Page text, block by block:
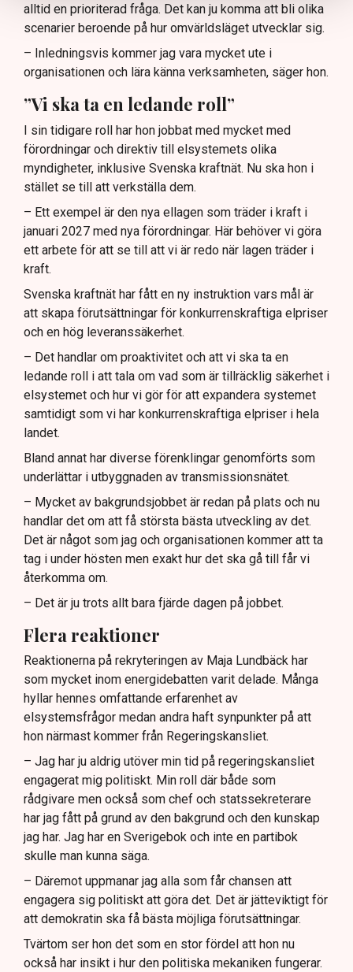
alltid en prioriterad fråga. Det kan ju komma att bli olika
scenarier beroende på hur omvärldsläget utvecklar sig.
– Inledningsvis kommer jag vara mycket ute i
organisationen och lära känna verksamheten, säger hon.
”Vi ska ta en ledande roll”
I sin tidigare roll har hon jobbat med mycket med
förordningar och direktiv till elsystemets olika
myndigheter, inklusive Svenska kraftnät. Nu ska hon i
stället se till att verkställa dem.
– Ett exempel är den nya ellagen som träder i kraft i
januari 2027 med nya förordningar. Här behöver vi göra
ett arbete för att se till att vi är redo när lagen träder i
kraft.
Svenska kraftnät har fått en ny instruktion vars mål är
att skapa förutsättningar för konkurrenskraftiga elpriser
och en hög leveranssäkerhet.
– Det handlar om proaktivitet och att vi ska ta en
ledande roll i att tala om vad som är tillräcklig säkerhet i
elsystemet och hur vi gör för att expandera systemet
samtidigt som vi har konkurrenskraftiga elpriser i hela
landet.
Bland annat har diverse förenklingar genomförts som
underlättar i utbyggnaden av transmissionsnätet.
– Mycket av bakgrundsjobbet är redan på plats och nu
handlar det om att få största bästa utveckling av det.
Det är något som jag och organisationen kommer att ta
tag i under hösten men exakt hur det ska gå till får vi
återkomma om.
– Det är ju trots allt bara fjärde dagen på jobbet.
Flera reaktioner
Reaktionerna på rekryteringen av Maja Lundbäck har
som mycket inom energidebatten varit delade. Många
hyllar hennes omfattande erfarenhet av
elsystemsfrågor medan andra haft synpunkter på att
hon närmast kommer från Regeringskansliet.
– Jag har ju aldrig utöver min tid på regeringskansliet
engagerat mig politiskt. Min roll där både som
rådgivare men också som chef och statssekreterare
har jag fått på grund av den bakgrund och den kunskap
jag har. Jag har en Sverigebok och inte en partibok
skulle man kunna säga.
– Däremot uppmanar jag alla som får chansen att
engagera sig politiskt att göra det. Det är jätteviktigt för
att demokratin ska få bästa möjliga förutsättningar.
Tvärtom ser hon det som en stor fördel att hon nu
också har insikt i hur den politiska mekaniken fungerar.